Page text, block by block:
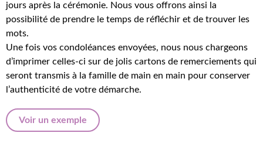
jours après la cérémonie. Nous vous offrons ainsi la
possibilité de prendre le temps de réfléchir et de trouver les
mots.
Une fois vos condoléances envoyées, nous nous chargeons
d’imprimer celles-ci sur de jolis cartons de remerciements qui
seront transmis à la famille de main en main pour conserver
l’authenticité de votre démarche.
Voir un exemple